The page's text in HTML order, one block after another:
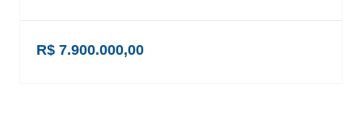
R$ 7.900.000,00